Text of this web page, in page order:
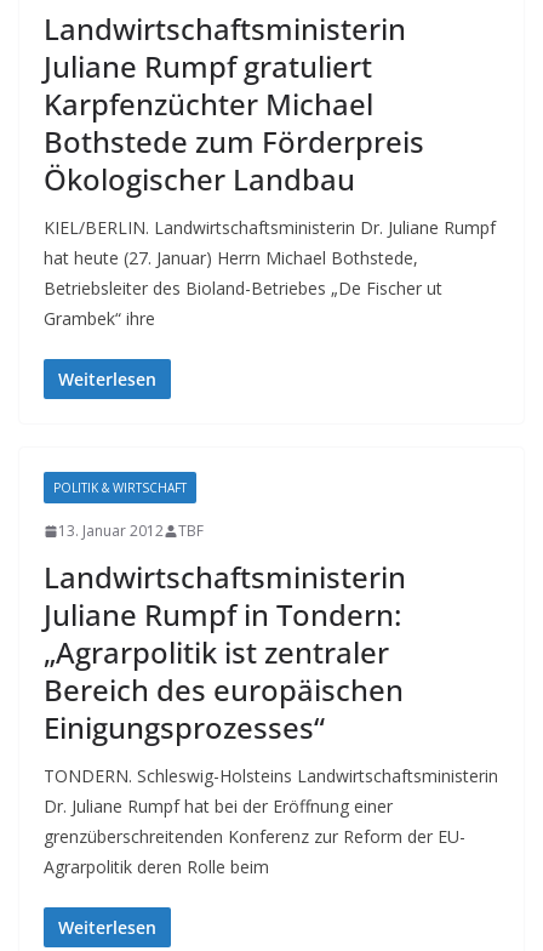
Landwirtschaftsministerin
Juliane Rumpf gratuliert
Karpfenzüchter Michael
Bothstede zum Förderpreis
Ökologischer Landbau
KIEL/BERLIN. Landwirtschaftsministerin Dr. Juliane Rumpf
hat heute (27. Januar) Herrn Michael Bothstede,
Betriebsleiter des Bioland-Betriebes „De Fischer ut
Grambek“ ihre
Weiterlesen
POLITIK & WIRTSCHAFT
13. Januar 2012 TBF
Landwirtschaftsministerin
Juliane Rumpf in Tondern:
„Agrarpolitik ist zentraler
Bereich des europäischen
Einigungsprozesses“
TONDERN. Schleswig-Holsteins Landwirtschaftsministerin
Dr. Juliane Rumpf hat bei der Eröffnung einer
grenzüberschreitenden Konferenz zur Reform der EU-
Agrarpolitik deren Rolle beim
Weiterlesen